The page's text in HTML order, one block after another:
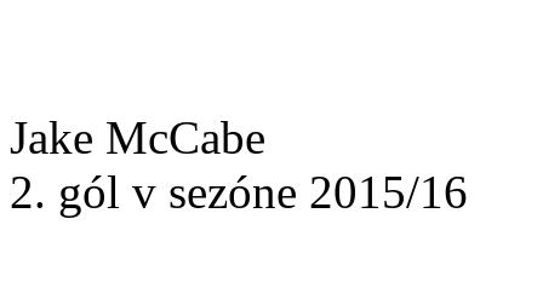
Jake McCabe
2. gól v sezóne 2015/16